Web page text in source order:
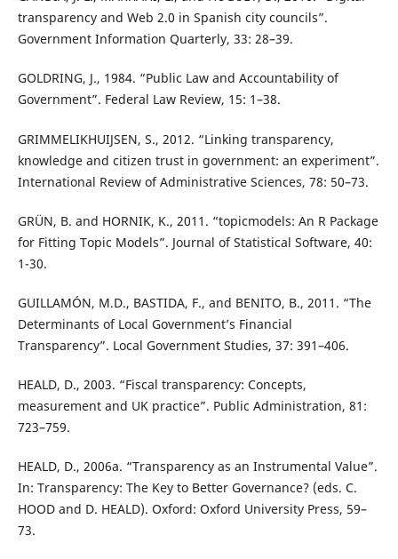
transparency and Web 2.0 in Spanish city councils”.
Government Information Quarterly, 33: 28–39.
GOLDRING, J., 1984. “Public Law and Accountability of
Government”. Federal Law Review, 15: 1–38.
GRIMMELIKHUIJSEN, S., 2012. “Linking transparency,
knowledge and citizen trust in government: an experiment”.
International Review of Administrative Sciences, 78: 50–73.
GRÜN, B. and HORNIK, K., 2011. “topicmodels: An R Package
for Fitting Topic Models”. Journal of Statistical Software, 40:
1-30.
GUILLAMÓN, M.D., BASTIDA, F., and BENITO, B., 2011. “The
Determinants of Local Government’s Financial
Transparency”. Local Government Studies, 37: 391–406.
HEALD, D., 2003. “Fiscal transparency: Concepts,
measurement and UK practice”. Public Administration, 81:
723–759.
HEALD, D., 2006a. “Transparency as an Instrumental Value”.
In: Transparency: The Key to Better Governance? (eds. C.
HOOD and D. HEALD). Oxford: Oxford University Press, 59–
73.